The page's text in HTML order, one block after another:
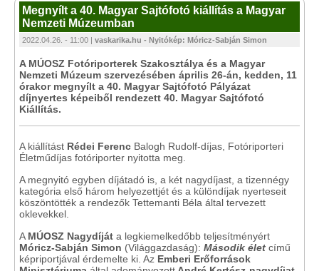
Megnyílt a 40. Magyar Sajtófotó kiállítás a Magyar
Nemzeti Múzeumban
2022.04.26. - 11:00 | vaskarika.hu - Nyitókép: Móricz-Sabján Simon
A MÚOSZ Fotóriporterek Szakosztálya és a Magyar
Nemzeti Múzeum szervezésében április 26-án, kedden, 11
órakor megnyílt a 40. Magyar Sajtófotó Pályázat
díjnyertes képeiből rendezett 40. Magyar Sajtófotó
Kiállítás.
A kiállítást Rédei Ferenc Balogh Rudolf-díjas, Fotóriporteri
Életműdíjas fotóriporter nyitotta meg.
A megnyitó egyben díjátadó is, a két nagydíjast, a tizennégy
kategória első három helyezettjét és a különdíjak nyerteseit
köszöntötték a rendezők Tettemanti Béla által tervezett
oklevekkel.
A MÚOSZ Nagydíját a legkiemelkedőbb teljesítményért
Móricz-Sabján Simon (Világgazdaság): Második élet című
képriportjával érdemelte ki. Az Emberi Erőforrások